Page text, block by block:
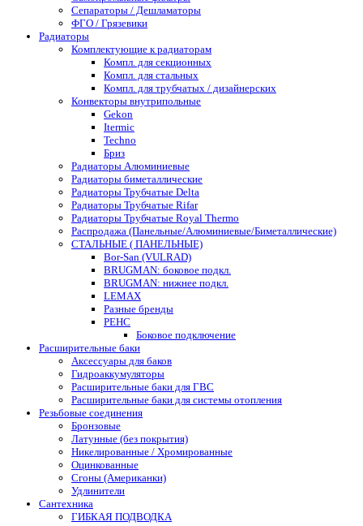
Сепараторы / Дешламаторы
ФГО / Грязевики
Радиаторы
Комплектующие к радиаторам
Компл. для секционных
Компл. для стальных
Компл. для трубчатых / дизайнерских
Конвекторы внутрипольные
Gekon
Itermic
Techno
Бриз
Радиаторы Алюминиевые
Радиаторы биметаллические
Радиаторы Трубчатые Delta
Радиаторы Трубчатые Rifar
Радиаторы Трубчатые Royal Thermo
Распродажа (Панельные/Алюминиевые/Биметаллические)
СТАЛЬНЫЕ ( ПАНЕЛЬНЫЕ)
Bor-San (VULRAD)
BRUGMAN: боковое подкл.
BRUGMAN: нижнее подкл.
LEMAX
Разные бренды
РЕНС
Боковое подключение
Расширительные баки
Аксессуары для баков
Гидроаккумуляторы
Расширительные баки для ГВС
Расширительные баки для системы отопления
Резьбовые соединения
Бронзовые
Латунные (без покрытия)
Никелированные / Хромированные
Оцинкованные
Сгоны (Американки)
Удлинители
Сантехника
ГИБКАЯ ПОДВОДКА